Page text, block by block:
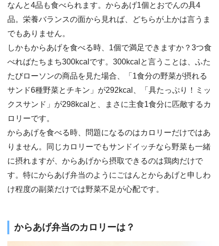
なんと4品も食べられます。からあげ1個とおでんの具4
品。栄養バランスの面から見れば、どちらが上かは言うま
でもありません。
しかもからあげを食べる時、1個で満足できますか？3つ食
べればたちまち300kcalです。300kcalと言うことは、ふた
たびローソンの商品を見た場合、「1食分の野菜が摂れる
サンド6種野菜とチキン」が292kcal、「具たっぷり！ミッ
クスサンド」が298kcalと、まさに主食1食分に匹敵するカ
ロリーです。
からあげを食べる時、問題になるのはカロリーだけではあ
りません。同じカロリーでもサンドイッチなら野菜も一緒
に摂れますが、からあげから摂取できるのは鶏肉だけで
す。特にからあげ弁当のようにごはんとからあげと申しわ
け程度の副菜だけでは野菜不足が心配です。
からあげ弁当のカロリーは？